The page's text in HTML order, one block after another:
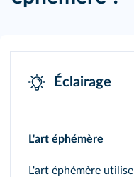
Éclairage
L'art éphémère
L'art éphémère utilise